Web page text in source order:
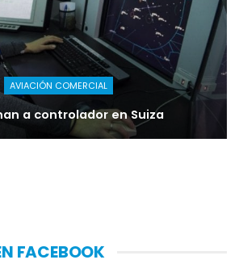
AVIACIÓN COMERCIAL
a controlador en Suiza
FACEBOOK